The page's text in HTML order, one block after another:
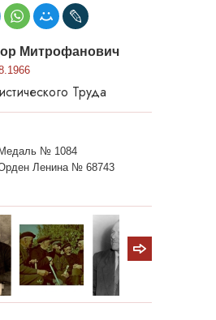
Митрофанович
Труда
Медаль № 1084
Ленина № 68743